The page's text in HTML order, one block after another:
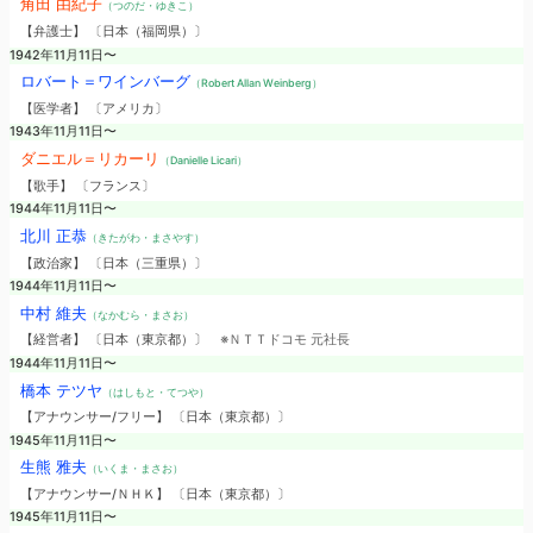
角田 由紀子（つのだ・ゆきこ）
【弁護士】 〔日本（福岡県）〕
1942年11月11日〜
ロバート＝ワインバーグ （Robert Allan Weinberg）
【医学者】 〔アメリカ〕
1943年11月11日〜
ダニエル＝リカーリ （Danielle Licari）
【歌手】 〔フランス〕
1944年11月11日〜
北川 正恭 （きたがわ・まさやす）
【政治家】 〔日本（三重県）〕
1944年11月11日〜
中村 維夫 （なかむら・まさお）
【経営者】 〔日本（東京都）〕 ※ＮＴＴドコモ 元社長
1944年11月11日〜
橋本 テツヤ （はしもと・てつや）
【アナウンサー/フリー】 〔日本（東京都）〕
1945年11月11日〜
生熊 雅夫 （いくま・まさお）
【アナウンサー/ＮＨＫ】 〔日本（東京都）〕
1945年11月11日〜